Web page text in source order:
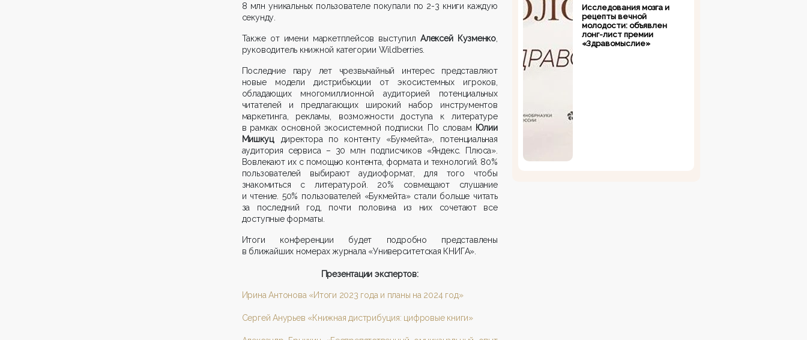
8 млн уникальных пользователе покупали по 2-3 книги каждую
секунду.
Также от имени маркетплейсов выступил Алексей Кузменко
руководитель книжной категории Wildberries.
Последние пару лет чрезвычайный интерес представляют
новые модели дистрибьюции от экосистемных игроков,
обладающих многомиллионной аудиторией потенциальных
читателей и предлагающих широкий набор инструментов
маркетинга, рекламы, возможности доступа к литературе
в рамках основной экосистемной подписки. По словам Юлии
Мишкуц, директора по контенту «Букмейта», потенциальная
аудитория сервиса – 30 млн подписчиков «Яндекс. Плюса».
Вовлекают их с помощью контента, формата и технологий. 80%
пользователей выбирают аудиоформат, для того чтобы
знакомиться с литературой. 20% совмещают слушание
и чтение. 50% пользователей «Букмейта» стали больше читать
за последний год, почти половина из них сочетают все
доступные форматы.
Итоги конференции будет подробно представлены
в ближайших номерах журнала «Университетская КНИГА».
Презентации экспертов:
Ирина Антонова «Итоги 2023 года и планы на 2024 год»
Сергей Анурьев «Книжная дистрибуция: цифровые книги»
Исследования мозга и
рецепты вечной
молодости: объявлен
лонг-лист премии
«Здравомыслие»